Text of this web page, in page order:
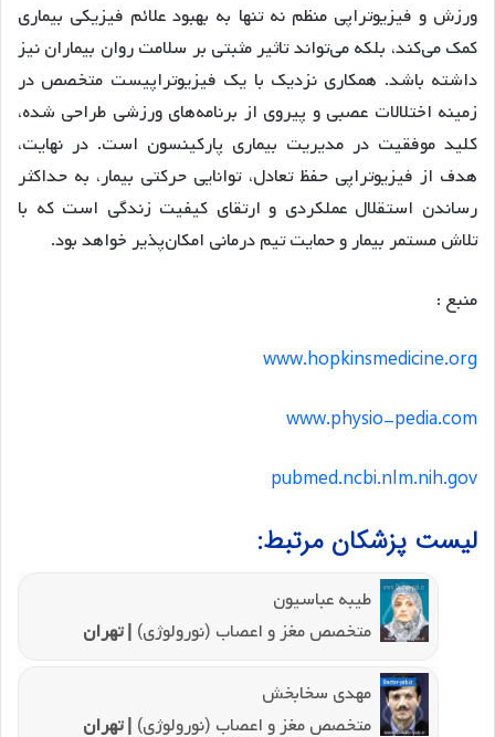
ورزش و فیزیوتراپی منظم نه تنها به بهبود علائم فیزیکی بیماری
کمک می‌کند، بلکه می‌تواند تاثیر مثبتی بر سلامت روان بیماران نیز
داشته باشد. همکاری نزدیک با یک فیزیوتراپیست متخصص در
زمینه اختلالات عصبی و پیروی از برنامه‌های ورزشی طراحی شده،
کلید موفقیت در مدیریت بیماری پارکینسون است. در نهایت،
هدف از فیزیوتراپی حفظ تعادل، توانایی حرکتی بیمار، به حداکثر
رساندن استقلال عملکردی و ارتقای کیفیت زندگی است که با
تلاش مستمر بیمار و حمایت تیم درمانی امکان‌پذیر خواهد بود.
منبع :
www.hopkinsmedicine.org
www.physio-pedia.com
pubmed.ncbi.nlm.nih.gov
لیست پزشکان مرتبط:
طیبه عباسیون
متخصص مغز و اعصاب (نورولوژی) | تهران
مهدی سخابخش
متخصص مغز و اعصاب (نورولوژی) | تهران